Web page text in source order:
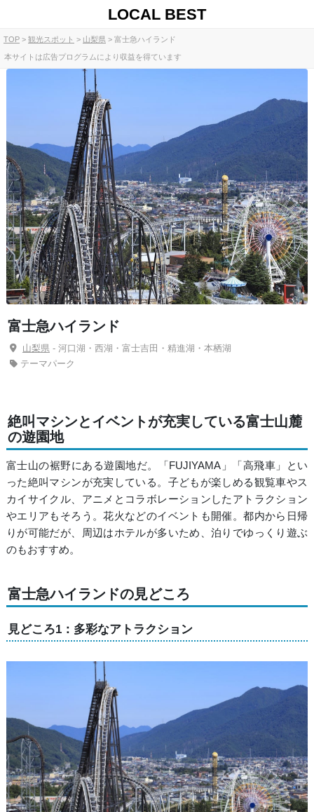
LOCAL BEST
TOP 観光スポット 山梨県 富士急ハイランド
本サイトは広告プログラムにより収益を得ています
富士急ハイランド
山梨県- 河口湖・西湖・富士吉田・精進湖・本栖湖
テーマパーク
絶叫マシンとイベントが充実している富士山麓
の遊園地
富士山の裾野にある遊園地だ。「FUJIYAMA」「高飛車」とい
った絶叫マシンが充実している。子どもが楽しめる観覧車やス
カイサイクル、アニメとコラボレーションしたアトラクション
やエリアもそろう。花火などのイベントも開催。都内から日帰
りが可能だが、周辺はホテルが多いため、泊りでゆっくり遊ぶ
のもおすすめ。
富士急ハイランドの見どころ
見どころ1：多彩なアトラクション